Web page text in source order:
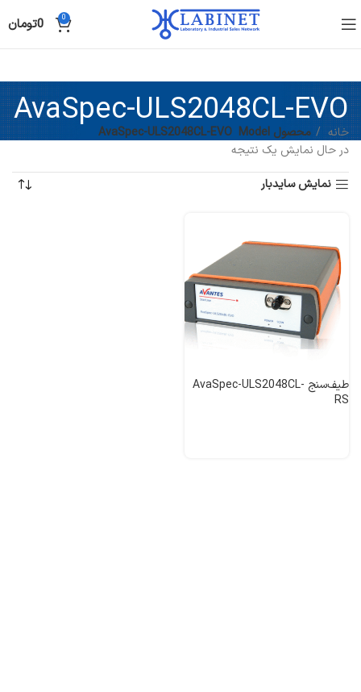
0
0تومان
AvaSpec-ULS2048CL-EVO
خانه محصول Model
AvaSpec-ULS2048CL-EVO
در حال نمایش یک نتیجه
نمایش سایدبار
طیف‌سنج AvaSpec-ULS2048CL-
RS